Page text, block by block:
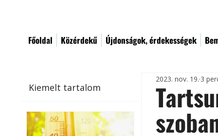
Főoldal Közérdekű Újdonságok, érdekességek
Kiemelt tartalom
2023. nov. 19. 3